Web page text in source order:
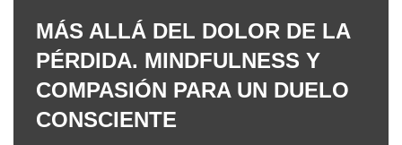
MÁS ALLÁ DEL DOLOR DE LA
PÉRDIDA. MINDFULNESS Y
COMPASIÓN PARA UN DUELO
CONSCIENTE